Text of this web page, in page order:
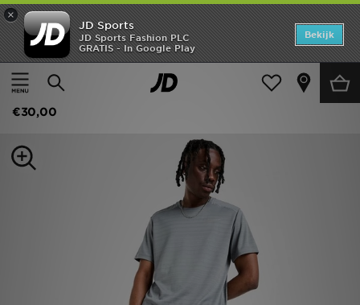
×
JD Sports
JD Sports Fashion PLC
GRATIS - In Google Play
Bekijk
Thuis
Heren Herenkleding Sportkleding
Nike Challenger 7" Shorts
€30,00
Home
Offers
Dames